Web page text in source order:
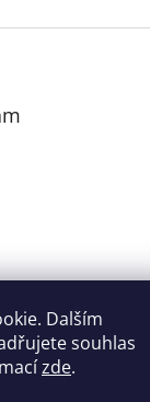
Dalším
souhlas
zde.